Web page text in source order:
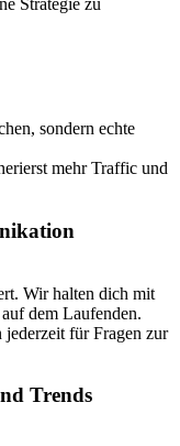
sondern echte
mehr Traffic und
Wir halten dich mit
dem Laufenden.
jederzeit für Fragen zur
Trends